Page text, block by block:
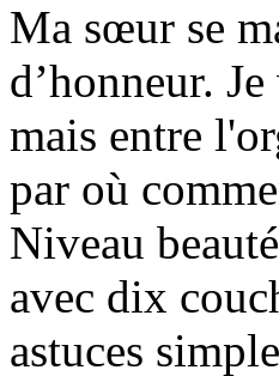
Ma sœur se
d’honneur.
mais entre
par où
Niveau
avec dix
astuces